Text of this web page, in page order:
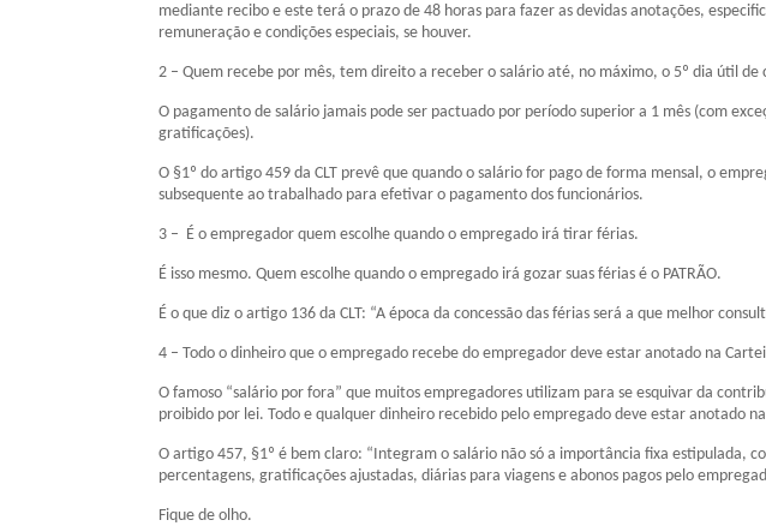
mediante recibo e este terá o prazo de 48 horas para fazer as devidas anotações,
remuneração e condições especiais, se houver.
2 – Quem recebe por mês, tem direito a receber o salário até, no máximo, o 5º dia útil de
O pagamento de salário jamais pode ser pactuado por período superior a 1 mês (com
gratificações).
O §1º do artigo 459 da CLT prevê que quando o salário for pago de forma mensal, o
subsequente ao trabalhado para efetivar o pagamento dos funcionários.
3 – É o empregador quem escolhe quando o empregado irá tirar férias.
É isso mesmo. Quem escolhe quando o empregado irá gozar suas férias é o PATRÃO.
É o que diz o artigo 136 da CLT: “A época da concessão das férias será a que melhor
4 – Todo o dinheiro que o empregado recebe do empregador deve estar anotado na
O famoso “salário por fora” que muitos empregadores utilizam para se esquivar da
proibido por lei. Todo e qualquer dinheiro recebido pelo empregado deve estar anotado na
O artigo 457, §1º é bem claro: “Integram o salário não só a importância fixa estipulada,
percentagens, gratificações ajustadas, diárias para viagens e abonos pagos pelo
Fique de olho.